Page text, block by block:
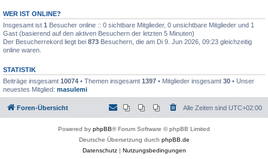
WER IST ONLINE?
Insgesamt ist 1 Besucher online :: 0 sichtbare Mitglieder, 0 unsichtbare Mitglieder und 1
Gast (basierend auf den aktiven Besuchern der letzten 5 Minuten)
Der Besucherrekord liegt bei 873 Besuchern, die am Di 9. Jun 2026, 09:23 gleichzeitig
online waren.
STATISTIK
Beiträge insgesamt 10074 • Themen insgesamt 1397 • Mitglieder insgesamt 30 • Unser
neuestes Mitglied: masulemi
Foren-Übersicht Alle Zeiten sind UTC+02:00
Powered by phpBB® Forum Software © phpBB Limited
Deutsche Übersetzung durch phpBB.de
Datenschutz| Nutzungsbedingungen